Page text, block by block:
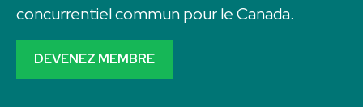
concurrentiel commun pour le Canada.
DEVENEZ MEMBRE